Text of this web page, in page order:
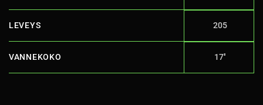
LEVEYS 205
VANNEKOKO 17''